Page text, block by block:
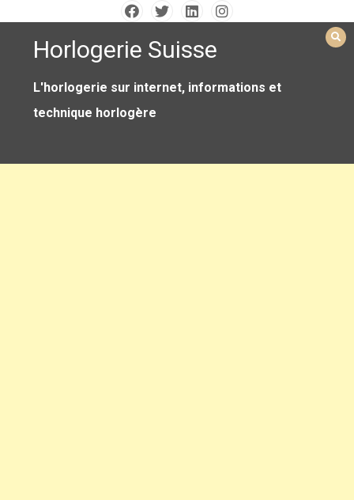
contentHorlogerie Suisse
L'horlogerie sur internet, informations et
technique horlogère